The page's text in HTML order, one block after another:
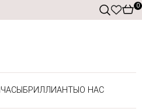
0
ЧАСЫ БРИЛЛИАНТЫ О НАС